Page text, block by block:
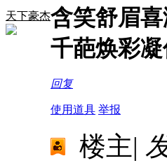
天下豪杰含笑舒眉
千葩焕彩
回复
使用道具 举报
楼主|